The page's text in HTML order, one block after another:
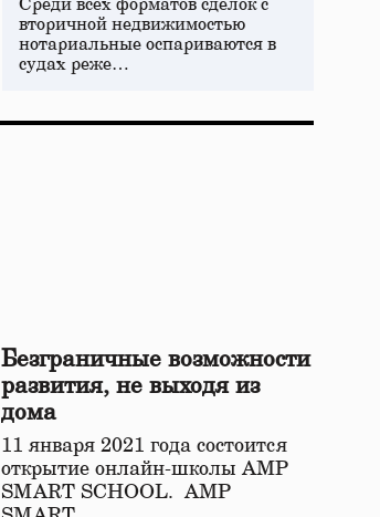
Среди всех форматов сделок с
вторичной недвижимостью
нотариальные оспариваются в
судах реже…
Безграничные возможности
развития, не выходя из
дома
11 января 2021 года состоится
открытие онлайн-школы АМР
SMART SCHOOL. АМР